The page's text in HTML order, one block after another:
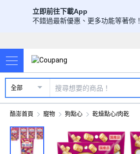
立即前往下載App
不錯過最新優惠、更多功能等著你！
全部
酷澎首頁 寵物 狗點心 乾燥點心/肉乾